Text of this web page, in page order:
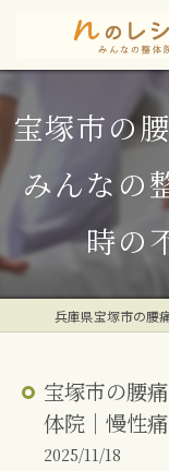
宝塚市の
みんなの
時の
宝塚市の腰
体院｜慢性
2025/11/18